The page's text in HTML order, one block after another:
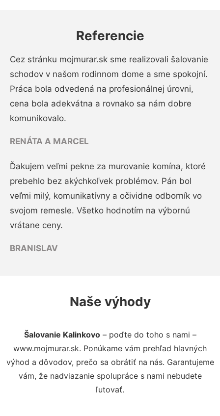
Referencie
Cez stránku mojmurar.sk sme realizovali šalovanie
schodov v našom rodinnom dome a sme spokojní.
Práca bola odvedená na profesionálnej úrovni,
cena bola adekvátna a rovnako sa nám dobre
komunikovalo.
RENÁTA A MARCEL
Ďakujem veľmi pekne za murovanie komína, ktoré
prebehlo bez akýchkoľvek problémov. Pán bol
veľmi milý, komunikatívny a očividne odborník vo
svojom remesle. Všetko hodnotím na výbornú
vrátane ceny.
BRANISLAV
Naše výhody
Šalovanie Kalinkovo– poďte do toho s nami –
www.mojmurar.sk. Ponúkame vám prehľad hlavných
výhod a dôvodov, prečo sa obrátiť na nás. Garantujeme
vám, že nadviazanie spolupráce s nami nebudete
ľutovať.